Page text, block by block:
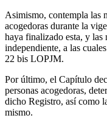
Asimismo, contempla las
acogedoras durante la
haya finalizado esta, y las
independiente, a las
22 bis LOPJM.
Por último, el Capítulo
personas acogedoras,
dicho Registro, así como
mismo.